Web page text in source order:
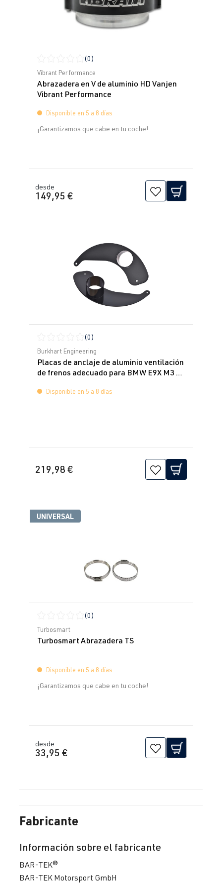
Calificación promedio de 0 de 5 estrellas
(0)
Vibrant Performance
Abrazadera en V de aluminio HD Vanjen
Vibrant Performance
Disponible en 5 a 8 días
¡Garantizamos que cabe en tu coche!
desde
149,95 €
Calificación promedio de 0 de 5 estrellas
(0)
Burkhart Engineering
Placas de anclaje de aluminio ventilación
de frenos adecuado para BMW E9X M3 &
Disponible en 5 a 8 días
219,98 €
UNIVERSAL
Calificación promedio de 0 de 5 estrellas
(0)
Turbosmart
Turbosmart Abrazadera TS
Disponible en 5 a 8 días
¡Garantizamos que cabe en tu coche!
desde
33,95 €
Fabricante
Información sobre el fabricante
BAR-TEK®
BAR-TEK Motorsport GmbH